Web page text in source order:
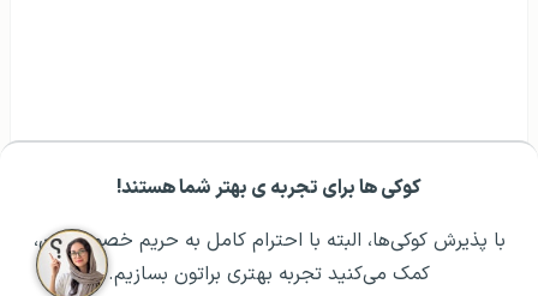
کوکی ها برای تجربه ی بهتر شما هستند!
با پذیرش کوکی‌ها، البته با احترام کامل به حریم خصوصیتون،
کمک می‌کنید تجربه بهتری براتون بسازیم.
مشــاوره اولیه رایگان: ۰۲۱ ۴۳۰۰۰ ۰۲۱